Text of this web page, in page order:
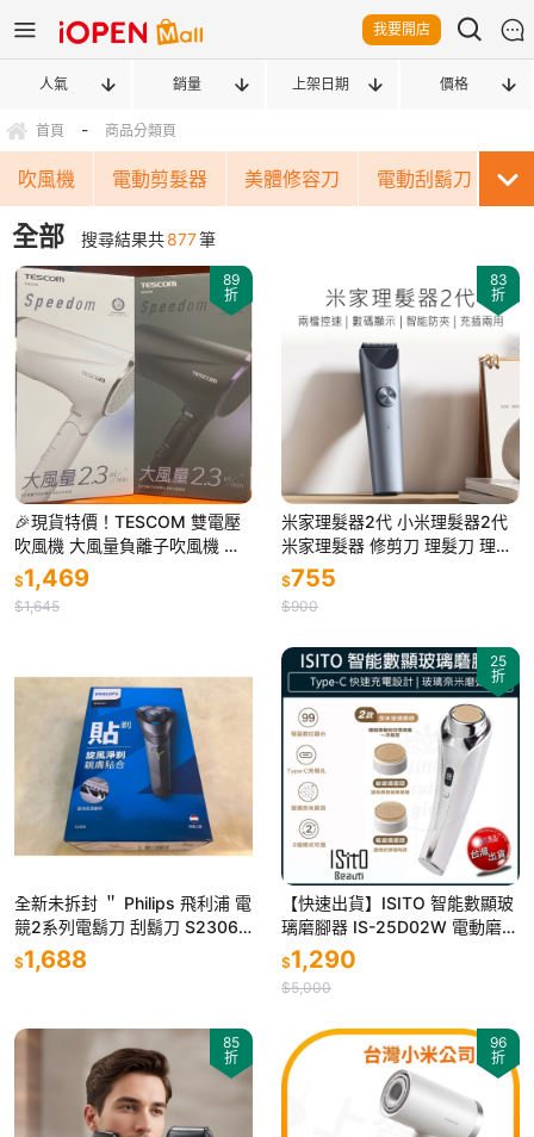
我要開店
首頁 - 商品分類頁
吹風機 電動剪髮器 美體修容刀 電動刮鬍刀 周
全部 搜尋結果共877筆
人氣 銷量 上架日期 價格
89
折
🎉現貨特價！TESCOM 雙電壓
吹風機 大風量負離子吹風機 型
號TD570TW-吉兒好市多COST
CO代購
$1,469
$1,645
83
折
米家理髮器2代 小米理髮器2代
米家理髮器 修剪刀 理髮刀 理髮
器 頭髮修剪器
$755
$900
全新未拆封 ＂ Philips 飛利浦 電
競2系列電鬍刀 刮鬍刀 S2306
＂ 售價 1688元
$1,688
25
折
【快速出貨】ISITO 智能數顯玻
璃磨腳器 IS-25D02W 電動磨腳
器 磨腳機 磨皮機 磨足機 去腳皮
機
$1,290
$5,000
85
折
96
折